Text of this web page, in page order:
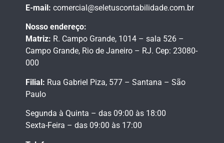
E-mail: comercial@seletuscontabilidade.com.br
Nosso endereço:
Matriz: R. Campo Grande, 1014 – sala 526 –
Campo Grande, Rio de Janeiro – RJ. Cep: 23080-
000
Filial: Rua Gabriel Piza, 577 – Santana – São
Paulo
Segunda à Quinta – das 09:00 às 18:00
Sexta-Feira – das 09:00 às 17:00